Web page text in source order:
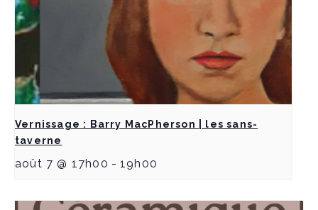
Vernissage : Barry MacPherson | les sans-
taverne
août 7 @ 17h00 - 19h00